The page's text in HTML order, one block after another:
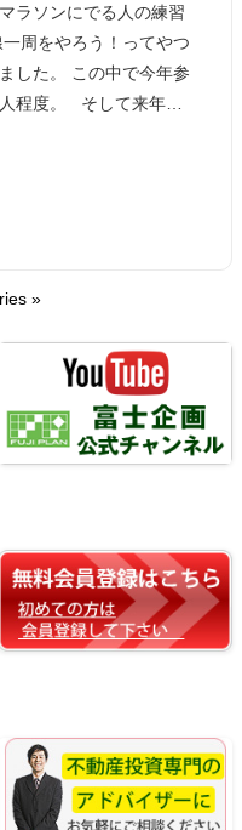
ラソンにでる人の練習
周をやろう！ってやつ
した。 この中で今年参
程度。 そして来年…
»